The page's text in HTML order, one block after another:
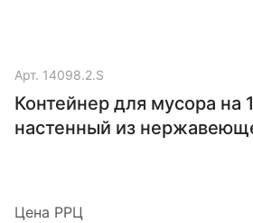
Арт. 14098.2.S
Контейнер для мусора на
настенный из
Цена РРЦ